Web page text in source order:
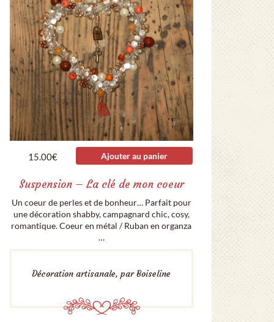
15.00€ Ajouter au panier
Suspension – La clé de mon coeur
Un coeur de perles et de bonheur… Parfait pour
une décoration shabby, campagnard chic, cosy,
romantique. Coeur en métal / Ruban en organza
…
Décoration artisanale, par Boiseline